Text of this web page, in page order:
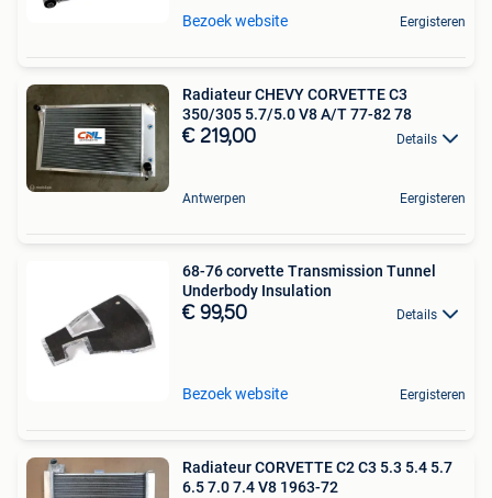
Bezoek website Eergisteren
Radiateur CHEVY CORVETTE C3
350/305 5.7/5.0 V8 A/T 77-82 78
€ 219,00 Details
Antwerpen Eergisteren
68-76 corvette Transmission Tunnel
Underbody Insulation
€ 99,50 Details
Bezoek website Eergisteren
Radiateur CORVETTE C2 C3 5.3 5.4 5.7
6.5 7.0 7.4 V8 1963-72